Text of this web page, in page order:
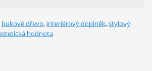
bukové dřevo, interiérový doplněk,stylový
hodnota